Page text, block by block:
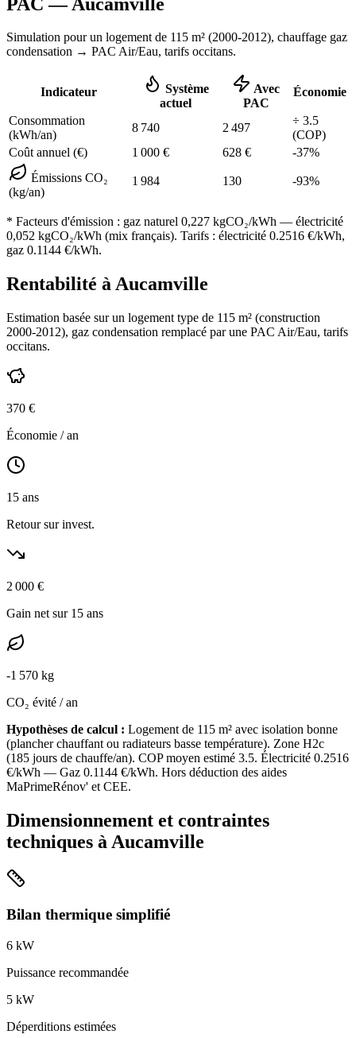
Simulation pour un logement de 115 m² (2000-2012), chauffage gaz
condensation → PAC Air/Eau, tarifs occitans.
Indicateur
Système
actuel
Avec
PAC
Économie
Consommation
(kWh/an)
8 740 2 497
÷ 3.5
(COP)
Coût annuel (€)
1 000 € 628 € -37%
Émissions CO₂
(kg/an)
1 984 130 -93%
* Facteurs d'émission : gaz naturel 0,227 kgCO₂/kWh — électricité
0,052 kgCO₂/kWh (mix français). Tarifs : électricité 0.2516 €/kWh,
gaz 0.1144 €/kWh.
Rentabilité àAucamville
Estimation basée sur un logement type de 115 m² (construction
2000-2012), gaz condensation remplacé par une PAC Air/Eau, tarifs
occitans.
370 €
Économie / an
15 ans
Retour sur invest.
2 000 €
Gain net sur 15 ans
-1 570 kg
CO₂ évité / an
Hypothèses de calcul : Logement de 115 m² avec isolation bonne
(plancher chauffant ou radiateurs basse température). Zone H2c
(185 jours de chauffe/an). COP moyen estimé 3.5. Électricité 0.2516
€/kWh — Gaz 0.1144 €/kWh. Hors déduction des aides
MaPrimeRénov' et CEE.
Dimensionnement et contraintes
techniques à Aucamville
Bilan thermique simplifié
6 kW
Puissance recommandée
5 kW
Déperditions estimées